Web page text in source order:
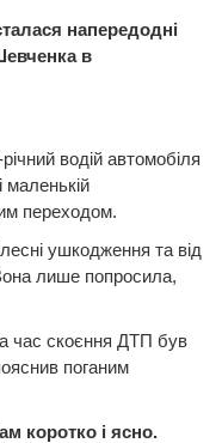
напередодні
в
водій автомобіля
переходом.
ушкодження та від
Вона лише попросила,
час скоєння ДТП був
поганим
коротко і ясно.